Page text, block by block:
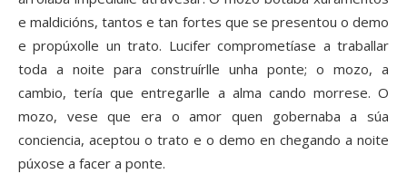
e maldicións, tantos e tan fortes que se presentou o demo
e propúxolle un trato. Lucifer comprometíase a traballar
toda a noite para construírlle unha ponte; o mozo, a
cambio, tería que entregarlle a alma cando morrese. O
mozo, vese que era o amor quen gobernaba a súa
conciencia, aceptou o trato e o demo en chegando a noite
púxose a facer a ponte.